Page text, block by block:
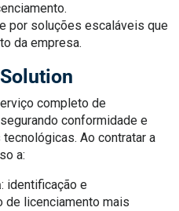
por soluções escaláveis que
da empresa.
completo de
conformidade e
Ao contratar a
a:
: identificação e
de licenciamento mais